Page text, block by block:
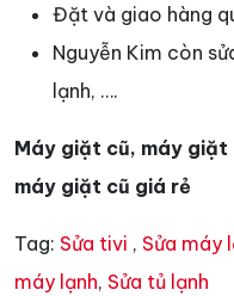
Đặt và giao hàng
Nguyễn Kim còn
lạnh, ….
Máy giặt cũ, máy
máy giặt cũ giá rẻ
Tag: Sửa tivi , Sửa máy
máy lạnh, Sửa tủ lạnh